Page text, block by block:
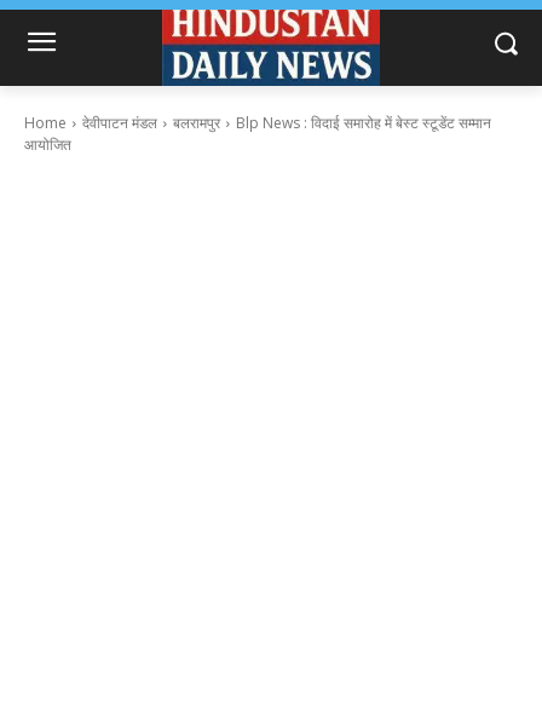
Home देवीपाटन मंडल बलरामपुर
Blp News : विदाई समारोह में बेस्ट स्टूडेंट सम्मान
आयोजित